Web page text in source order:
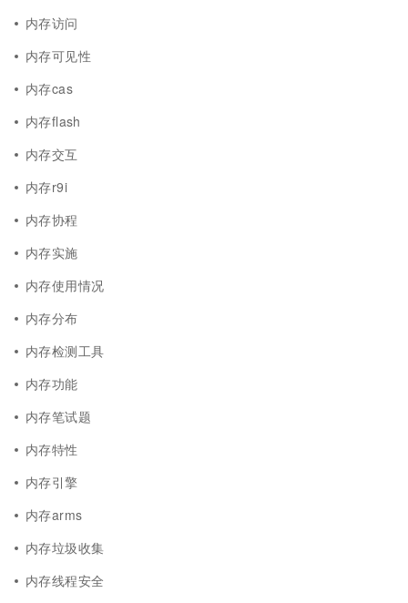
内存访问
内存可见性
内存cas
内存flash
内存交互
内存r9i
内存协程
内存实施
内存使用情况
内存分布
内存检测工具
内存功能
内存笔试题
内存特性
内存引擎
内存arms
内存垃圾收集
内存线程安全